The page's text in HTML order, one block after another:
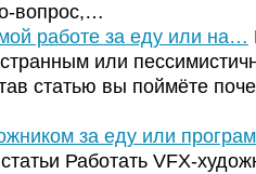
вопрос,…
работе за еду или на…
или
статью вы поймёте
за еду или
Работать VFX-